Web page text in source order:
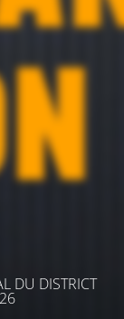
DU DISTRICT